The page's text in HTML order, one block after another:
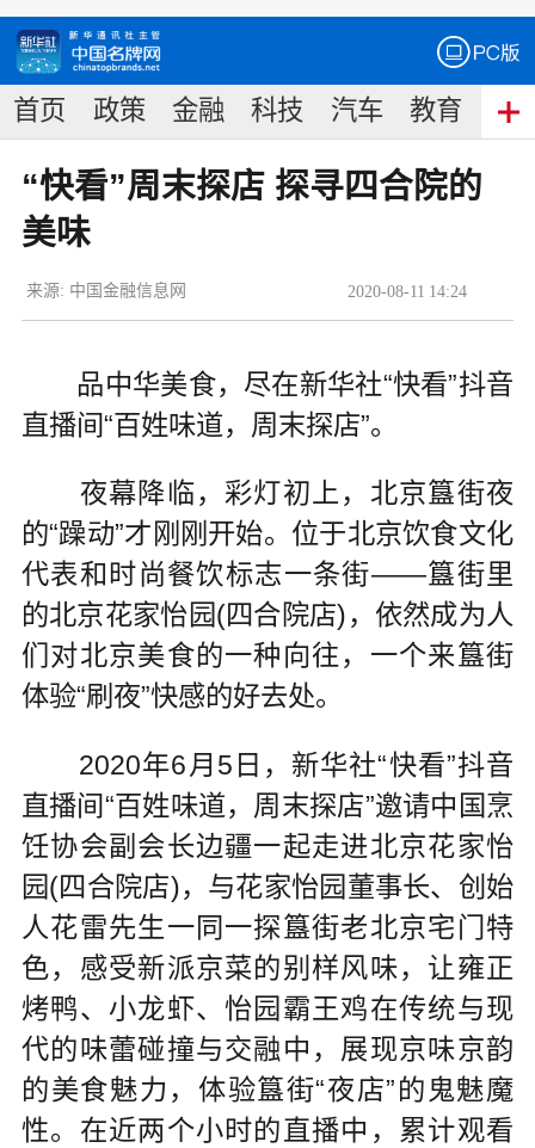
首页 政策 金融 科技 汽车 教育 食
“快看”周末探店 探寻四合院的
美味
2020-08-11 14:24
来源: 中国金融信息网
品中华美食，尽在新华社“快看”抖音
直播间“百姓味道，周末探店”。
夜幕降临，彩灯初上，北京簋街夜
的“躁动”才刚刚开始。位于北京饮食文化
代表和时尚餐饮标志一条街——簋街里
的北京花家怡园(四合院店)，依然成为人
们对北京美食的一种向往，一个来簋街
体验“刷夜”快感的好去处。
2020年6月5日，新华社“快看”抖音
直播间“百姓味道，周末探店”邀请中国烹
饪协会副会长边疆一起走进北京花家怡
园(四合院店)，与花家怡园董事长、创始
人花雷先生一同一探簋街老北京宅门特
色，感受新派京菜的别样风味，让雍正
烤鸭、小龙虾、怡园霸王鸡在传统与现
代的味蕾碰撞与交融中，展现京味京韵
的美食魅力，体验簋街“夜店”的鬼魅魔
性。在近两个小时的直播中，累计观看